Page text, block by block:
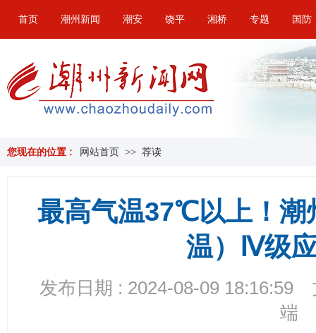
首页 潮州新闻 潮安 饶平 湘桥 专题 国防
您现在的位置 : 网站首页 >> 荐读
最高气温37℃以上！潮
温）Ⅳ级
发布日期 : 2024-08-09 18:16:59
端